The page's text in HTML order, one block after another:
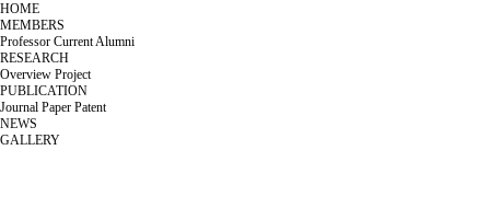
HOME
MEMBERS
Professor CurrentAlumni
RESEARCH
Overview Project
PUBLICATION
Journal Paper Patent
NEWS
GALLERY